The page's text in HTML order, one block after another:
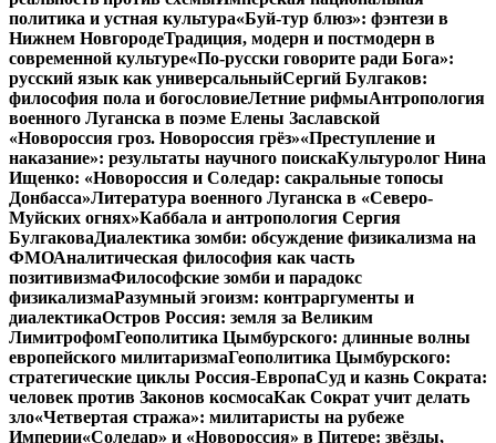
политика и устная культура«Буй-тур блюз»: фэнтези в
Нижнем НовгородеТрадиция, модерн и постмодерн в
современной культуре«По-русски говорите ради Бога»:
русский язык как универсальныйСергий Булгаков:
философия пола и богословиеЛетние рифмыАнтропология
военного Луганска в поэме Елены Заславской
«Новороссия гроз. Новороссия грёз»«Преступление и
наказание»: результаты научного поискаКультуролог Нина
Ищенко: «Новороссия и Соледар: сакральные топосы
Донбасса»Литература военного Луганска в «Северо-
Муйских огнях»Каббала и антропология Сергия
БулгаковаДиалектика зомби: обсуждение физикализма на
ФМОАналитическая философия как часть
позитивизмаФилософские зомби и парадокс
физикализмаРазумный эгоизм: контраргументы и
диалектикаОстров Россия: земля за Великим
ЛимитрофомГеополитика Цымбурского: длинные волны
европейского милитаризмаГеополитика Цымбурского:
стратегические циклы Россия-ЕвропаСуд и казнь Сократа:
человек против Законов космосаКак Сократ учит делать
зло«Четвертая стража»: милитаристы на рубеже
Империи«Соледар» и «Новороссия» в Питере: звёзды,